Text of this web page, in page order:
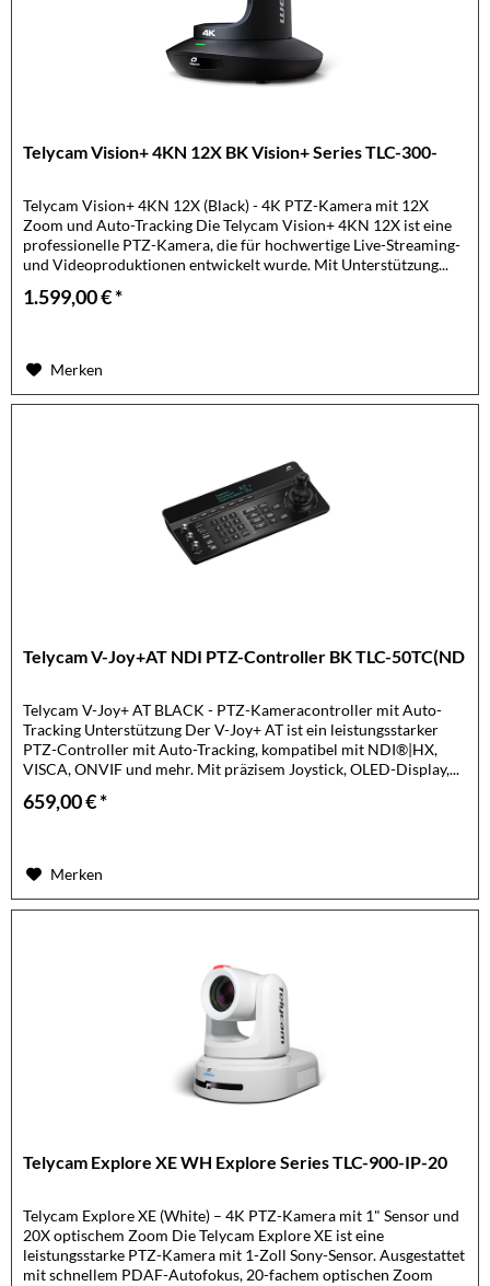
Telycam Vision+ 4KN 12X BK Vision+ Series TLC-300-
Telycam Vision+ 4KN 12X (Black) - 4K PTZ-Kamera mit 12X
Zoom und Auto-Tracking Die Telycam Vision+ 4KN 12X ist eine
professionelle PTZ-Kamera, die für hochwertige Live-Streaming-
und Videoproduktionen entwickelt wurde. Mit Unterstützung...
1.599,00 € *
Merken
Telycam V-Joy+AT NDI PTZ-Controller BK TLC-50TC(ND
Telycam V-Joy+ AT BLACK - PTZ-Kameracontroller mit Auto-
Tracking Unterstützung Der V-Joy+ AT ist ein leistungsstarker
PTZ-Controller mit Auto-Tracking, kompatibel mit NDI®|HX,
VISCA, ONVIF und mehr. Mit präzisem Joystick, OLED-Display,...
659,00 € *
Merken
Telycam Explore XE WH Explore Series TLC-900-IP-20
Telycam Explore XE (White) – 4K PTZ-Kamera mit 1" Sensor und
20X optischem Zoom Die Telycam Explore XE ist eine
leistungsstarke PTZ-Kamera mit 1-Zoll Sony-Sensor. Ausgestattet
mit schnellem PDAF-Autofokus, 20-fachem optischen Zoom